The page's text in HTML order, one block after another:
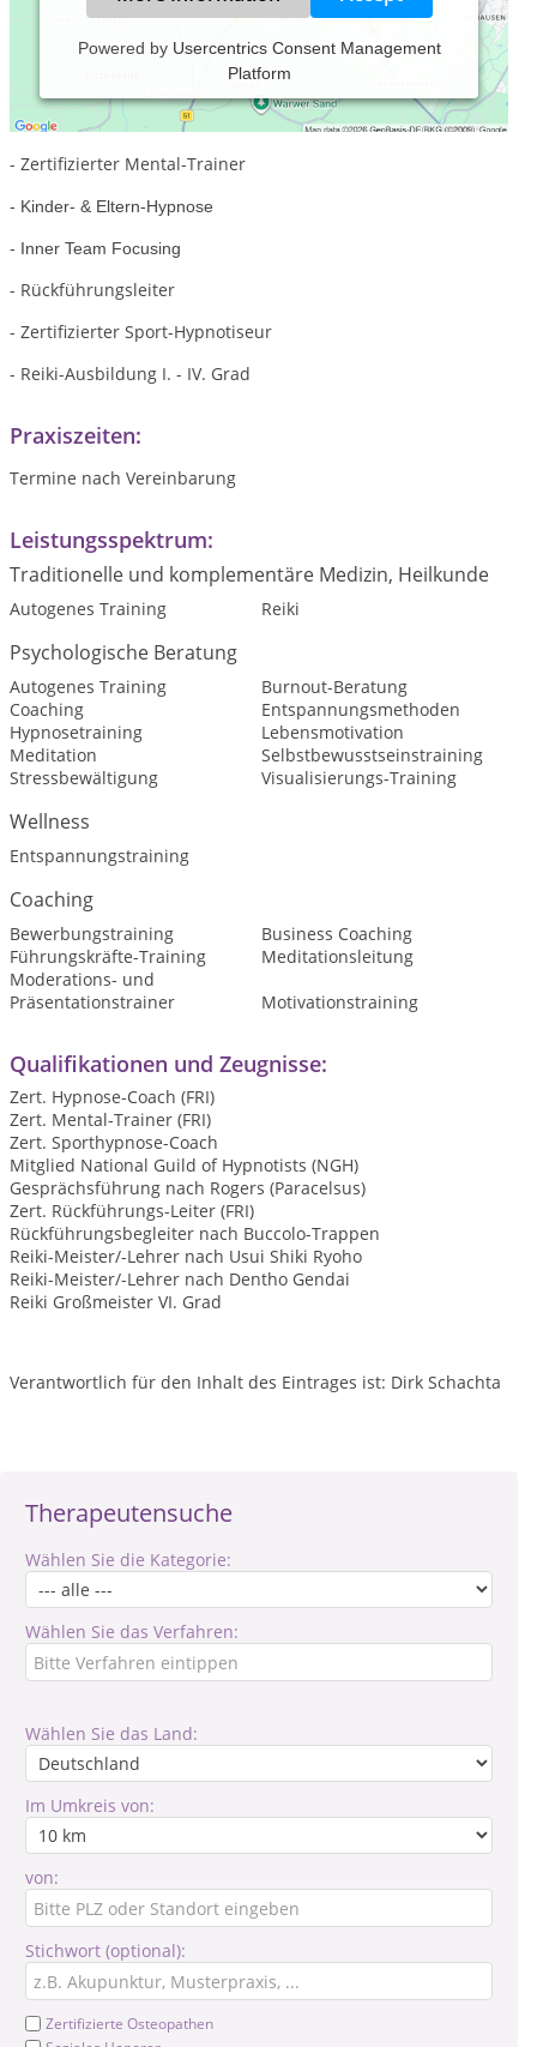
Therapeutensuche
Wählen Sie die Kategorie:
Wählen Sie das Verfahren:
Wählen Sie das Land:
Im Umkreis von:
von:
Stichwort (optional):
Zertifizierte Osteopathen
Powered by Usercentrics Consent Management
Platform
Ich biete folgende qualifizierte Ausbildungen:
- Hypnose-Ausbildung nach NGH
- Zertifizierter Mental-Trainer
- Kinder- & Eltern-Hypnose
- Inner Team Focusing
- Rückführungsleiter
- Zertifizierter Sport-Hypnotiseur
- Reiki-Ausbildung I. - IV. Grad
Praxiszeiten:
Termine nach Vereinbarung
Leistungsspektrum:
Traditionelle und komplementäre Medizin, Heilkunde
Autogenes Training Reiki
Psychologische Beratung
Autogenes Training
Burnout-Beratung
Coaching
Entspannungsmethoden
Hypnosetraining
Lebensmotivation
Meditation
Selbstbewusstseinstraining
Stressbewältigung
Visualisierungs-Training
Wellness
Entspannungstraining
Coaching
Bewerbungstraining
Business Coaching
Führungskräfte-Training
Meditationsleitung
Moderations- und
Präsentationstrainer
Motivationstraining
Qualifikationen und Zeugnisse:
Zert. Hypnose-Coach (FRI)
Zert. Mental-Trainer (FRI)
Zert. Sporthypnose-Coach
Mitglied National Guild of Hypnotists (NGH)
Gesprächsführung nach Rogers (Paracelsus)
Zert. Rückführungs-Leiter (FRI)
Rückführungsbegleiter nach Buccolo-Trappen
Reiki-Meister/-Lehrer nach Usui Shiki Ryoho
Reiki-Meister/-Lehrer nach Dentho Gendai
Reiki Großmeister VI. Grad
Verantwortlich für den Inhalt des Eintrages ist: Dirk Schachta